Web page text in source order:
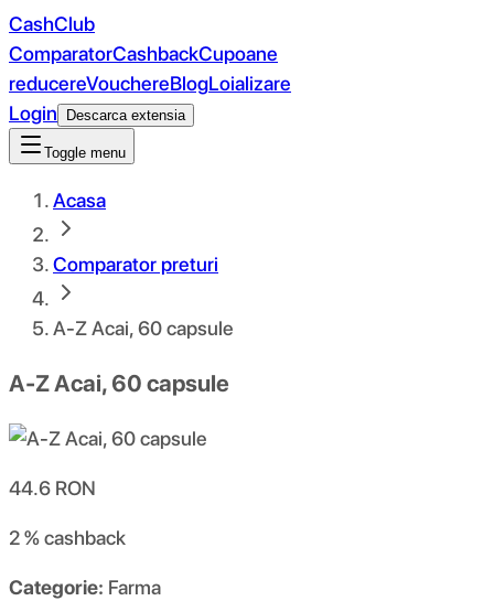
CashClub
ComparatorCashbackCupoane
reducereVouchereBlogLoializare
Login
Descarca extensia
Toggle menu
Acasa
Comparator preturi
A-Z Acai, 60 capsule
A-Z Acai, 60 capsule
44.6 RON
2 %cashback
Categorie: Farma